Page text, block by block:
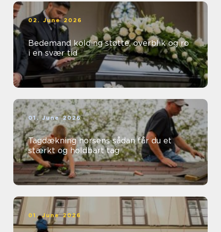
02. June 2026
Bedemand kolding støtte, overblik og ro
i en svær tid
01. June 2026
Tagdækning horsens sådan får du et
stærkt og holdbart tag
01. June 2026